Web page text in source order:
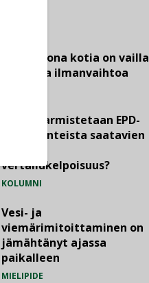
Yli miljoona kotia on vailla
toimivaa ilmanvaihtoa
Miten varmistetaan EPD-
dokumenteista saatavien
vertailukelpoisuus?
KOLUMNI
Vesi- ja
viemärimitoittaminen on
jämähtänyt ajassa
paikalleen
MIELIPIDE